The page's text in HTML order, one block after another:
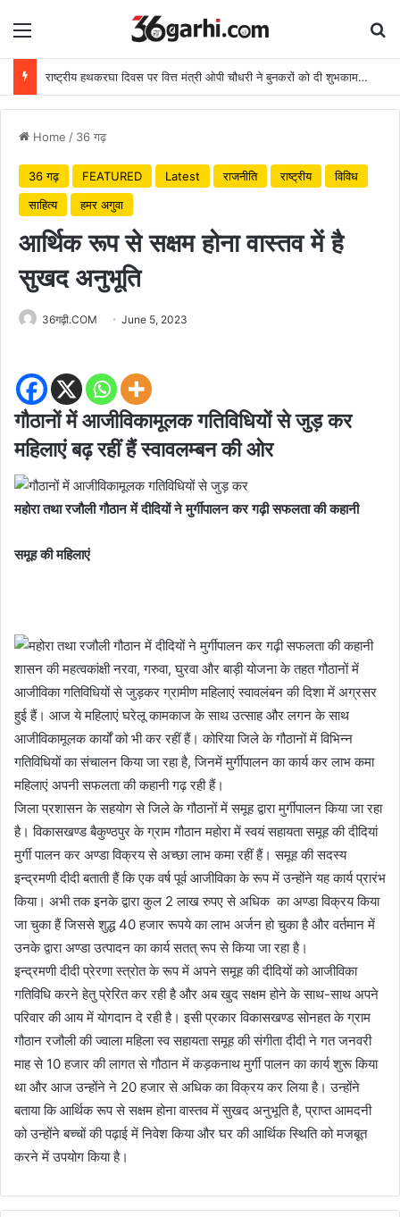
Menu
राष्ट्रीय हथकरघा दिवस पर वित्त मंत्री ओपी चौधरी ने बुनकरों को दी शुभकामनाएं
Home / 36 गढ़
36 गढ़ FEATURED Latest राजनीति राष्ट्रीय
विविध
साहित्य
हमर अगुवा
आर्थिक रूप से सक्षम होना वास्तव में है
सुखद अनुभूति
36गढ़ी.COM June 5, 2023
गौठानों में आजीविकामूलक गतिविधियों से जुड़ कर
महिलाएं बढ़ रहीं हैं स्वावलम्बन की ओर
महोरा तथा रजौली गौठान में दीदियों ने मुर्गीपालन कर गढ़ी सफलता की कहानी
समूह की महिलाएं
शासन की महत्वकांक्षी नरवा, गरुवा, घुरवा और बाड़ी योजना के तहत गौठानों में
आजीविका गतिविधियों से जुड़कर ग्रामीण महिलाएं स्वावलंबन की दिशा में अग्रसर
हुई हैं। आज ये महिलाएं घरेलू कामकाज के साथ उत्साह और लगन के साथ
आजीविकामूलक कार्यों को भी कर रहीं हैं। कोरिया जिले के गौठानों में विभिन्न
गतिविधियों का संचालन किया जा रहा है, जिनमें मुर्गीपालन का कार्य कर लाभ कमा
महिलाएं अपनी सफलता की कहानी गढ़ रही हैं।
जिला प्रशासन के सहयोग से जिले के गौठानों में समूह द्वारा मुर्गीपालन किया जा रहा
है। विकासखण्ड बैकुण्ठपुर के ग्राम गौठान महोरा में स्वयं सहायता समूह की दीदियां
मुर्गी पालन कर अण्डा विक्रय से अच्छा लाभ कमा रहीं हैं। समूह की सदस्य
इन्द्रमणी दीदी बताती हैं कि एक वर्ष पूर्व आजीविका के रूप में उन्होंने यह कार्य प्रारंभ
किया। अभी तक इनके द्वारा कुल 2 लाख रुपए से अधिक का अण्डा विक्रय किया
जा चुका हैं जिससे शुद्ध 40 हजार रूपये का लाभ अर्जन हो चुका है और वर्तमान में
उनके द्वारा अण्डा उत्पादन का कार्य सतत् रूप से किया जा रहा है।
इन्द्रमणी दीदी प्रेरणा स्त्रोत के रूप में अपने समूह की दीदियों को आजीविका
गतिविधि करने हेतु प्रेरित कर रही है और अब खुद सक्षम होने के साथ-साथ अपने
परिवार की आय में योगदान दे रही है। इसी प्रकार विकासखण्ड सोनहत के ग्राम
गौठान रजौली की ज्वाला महिला स्व सहायता समूह की संगीता दीदी ने गत जनवरी
माह से 10 हजार की लागत से गौठान में कड़कनाथ मुर्गी पालन का कार्य शुरू किया
था और आज उन्होंने ने 20 हजार से अधिक का विक्रय कर लिया है। उन्होंने
बताया कि आर्थिक रूप से सक्षम होना वास्तव में सुखद अनुभूति है, प्राप्त आमदनी
को उन्होंने बच्चों की पढ़ाई में निवेश किया और घर की आर्थिक स्थिति को मजबूत
करने में उपयोग किया है।